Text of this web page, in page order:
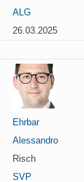
ALG
26.03.2025
Ehrbar
Alessandro
Risch
SVP